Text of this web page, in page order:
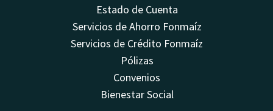
Estado de Cuenta
Servicios de Ahorro Fonmaíz
Servicios de Crédito Fonmaíz
Pólizas
Convenios
Bienestar Social